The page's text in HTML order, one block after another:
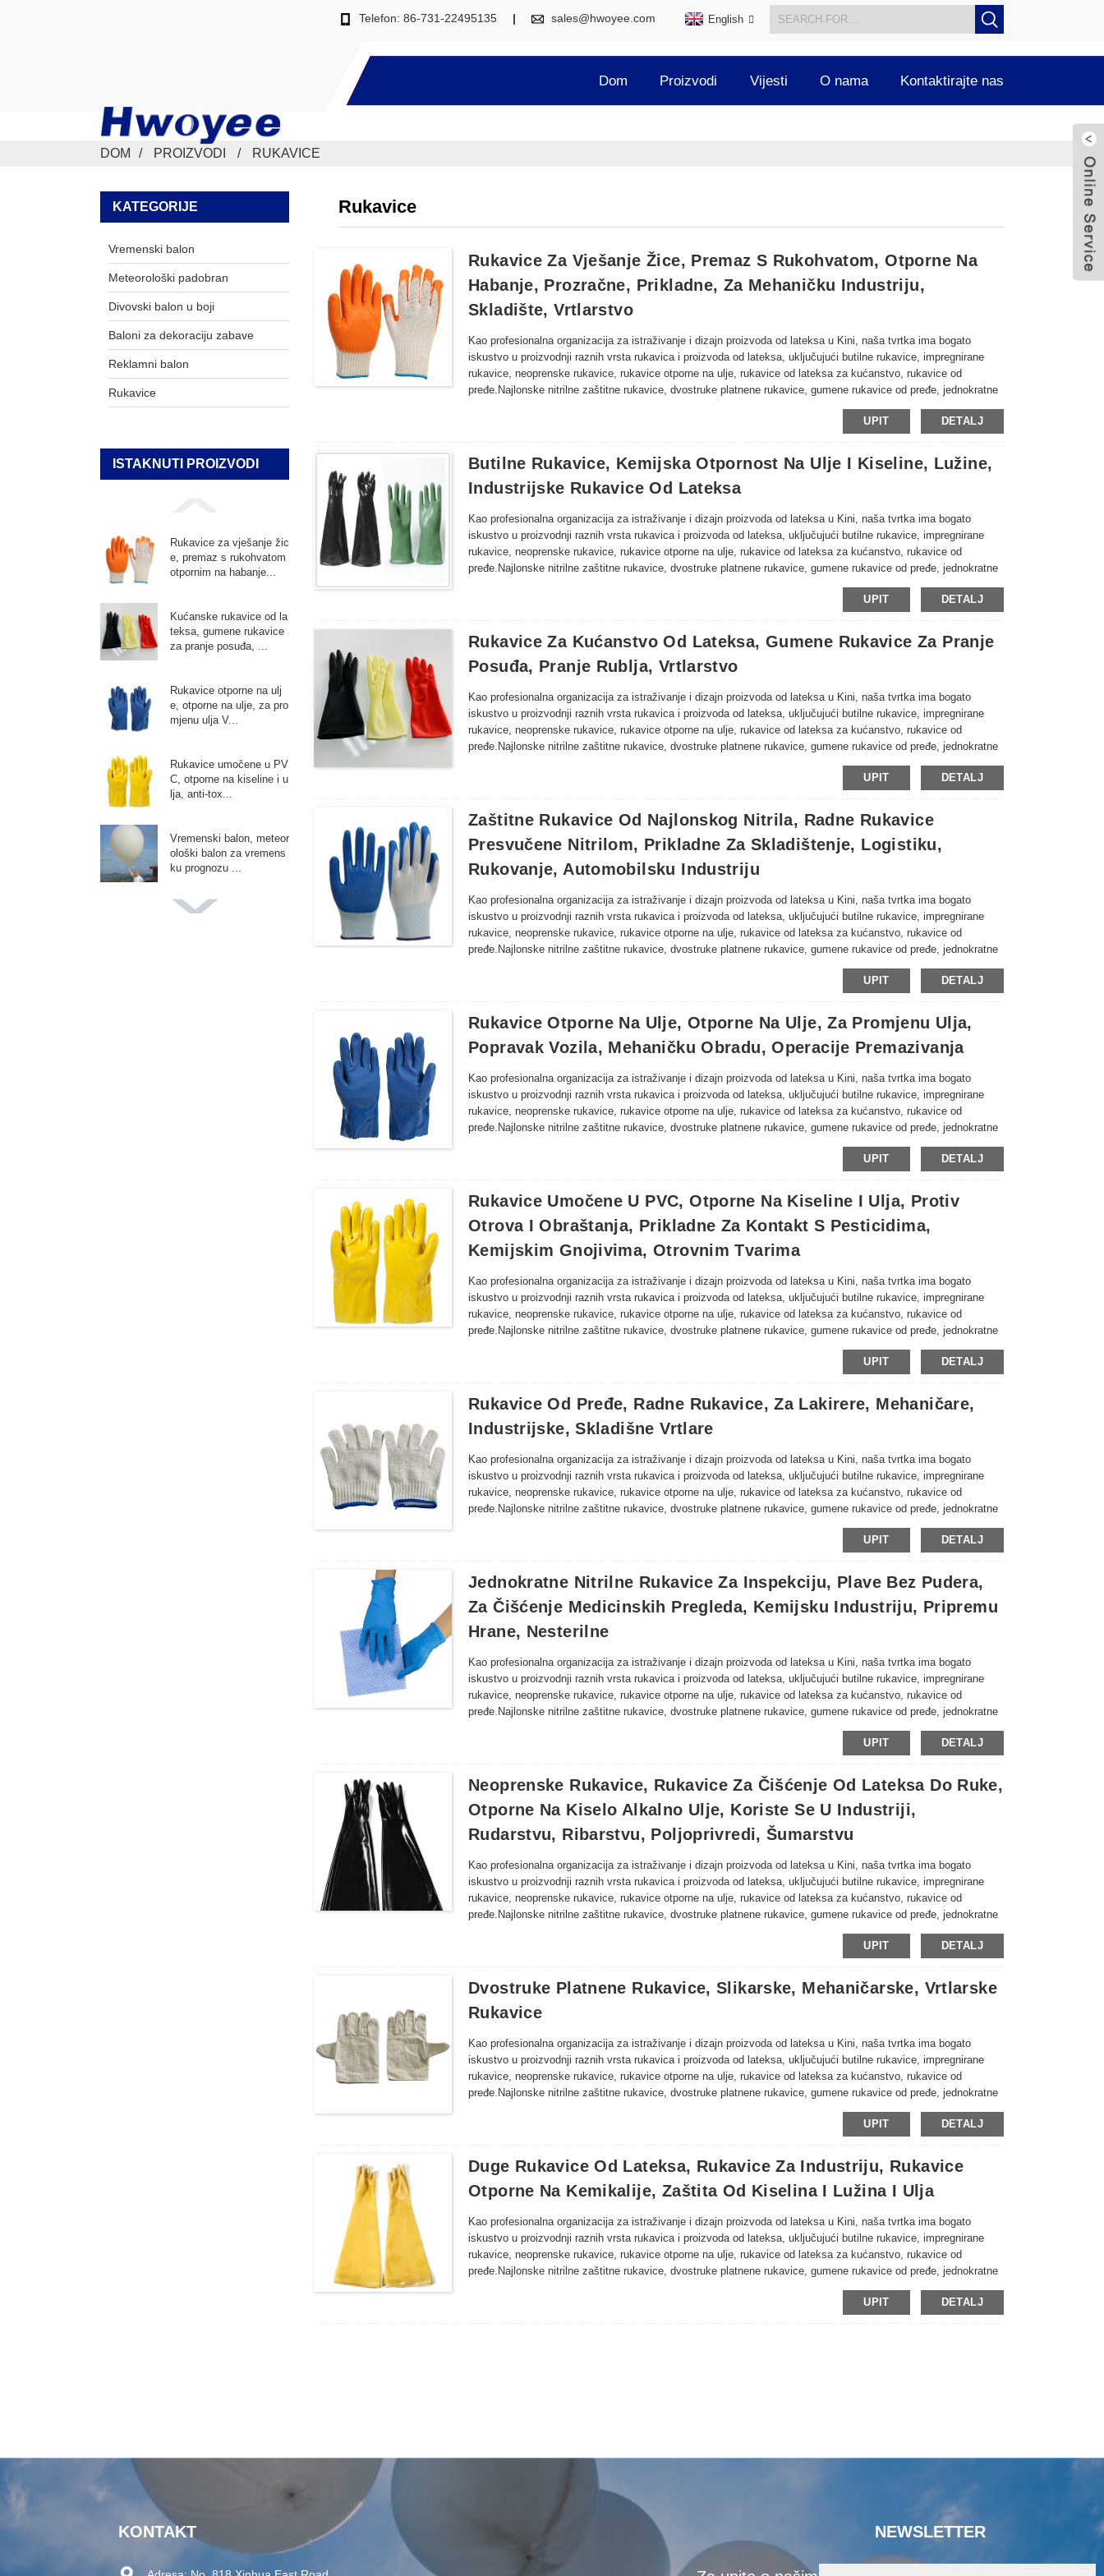
Telefon: 86-731-22495135 sales@hwoyee.com English
Dom Proizvodi Vijesti O nama Kontaktirajte nas
DOM PROIZVODI RUKAVICE
KATEGORIJE
Vremenski balon
Meteorološki padobran
Divovski balon u boji
Baloni za dekoraciju zabave
Reklamni balon
Rukavice
ISTAKNUTI PROIZVODI
Rukavice za vješanje žic
e, premaz s rukohvatom
otpornim na habanje...
Kućanske rukavice od la
teksa, gumene rukavice
za pranje posuđa, ...
Rukavice otporne na ulj
e, otporne na ulje, za pro
mjenu ulja V...
Rukavice umočene u PV
C, otporne na kiseline i u
lja, anti-tox...
Vremenski balon, meteor
ološki balon za vremens
ku prognozu ...
Rukavice
Rukavice Za Vješanje Žice, Premaz S Rukohvatom, Otporne Na
Habanje, Prozračne, Prikladne, Za Mehaničku Industriju,
Skladište, Vrtlarstvo
Kao profesionalna organizacija za istraživanje i dizajn proizvoda od lateksa u Kini, naša tvrtka ima bogato
iskustvo u proizvodnji raznih vrsta rukavica i proizvoda od lateksa, uključujući butilne rukavice, impregnirane
rukavice, neoprenske rukavice, rukavice otporne na ulje, rukavice od lateksa za kućanstvo, rukavice od
pređe.Najlonske nitrilne zaštitne rukavice, dvostruke platnene rukavice, gumene rukavice od pređe, jednokratne
ribarstvu, poljoprivredi, šumarstvu i drugim područjima opće zaštite na radu, pogledajte dolje za naši trenutni
UPIT DETALJ
Butilne Rukavice, Kemijska Otpornost Na Ulje I Kiseline, Lužine,
Industrijske Rukavice Od Lateksa
Kao profesionalna organizacija za istraživanje i dizajn proizvoda od lateksa u Kini, naša tvrtka ima bogato
iskustvo u proizvodnji raznih vrsta rukavica i proizvoda od lateksa, uključujući butilne rukavice, impregnirane
rukavice, neoprenske rukavice, rukavice otporne na ulje, rukavice od lateksa za kućanstvo, rukavice od
pređe.Najlonske nitrilne zaštitne rukavice, dvostruke platnene rukavice, gumene rukavice od pređe, jednokratne
ribarstvu, poljoprivredi, šumarstvu i drugim područjima opće zaštite na radu, pogledajte dolje za naši trenutni
UPIT DETALJ
Rukavice Za Kućanstvo Od Lateksa, Gumene Rukavice Za Pranje
Posuđa, Pranje Rublja, Vrtlarstvo
Kao profesionalna organizacija za istraživanje i dizajn proizvoda od lateksa u Kini, naša tvrtka ima bogato
iskustvo u proizvodnji raznih vrsta rukavica i proizvoda od lateksa, uključujući butilne rukavice, impregnirane
rukavice, neoprenske rukavice, rukavice otporne na ulje, rukavice od lateksa za kućanstvo, rukavice od
pređe.Najlonske nitrilne zaštitne rukavice, dvostruke platnene rukavice, gumene rukavice od pređe, jednokratne
ribarstvu, poljoprivredi, šumarstvu i drugim područjima opće zaštite na radu, pogledajte dolje za naši trenutni
UPIT DETALJ
Zaštitne Rukavice Od Najlonskog Nitrila, Radne Rukavice
Presvučene Nitrilom, Prikladne Za Skladištenje, Logistiku,
Rukovanje, Automobilsku Industriju
Kao profesionalna organizacija za istraživanje i dizajn proizvoda od lateksa u Kini, naša tvrtka ima bogato
iskustvo u proizvodnji raznih vrsta rukavica i proizvoda od lateksa, uključujući butilne rukavice, impregnirane
rukavice, neoprenske rukavice, rukavice otporne na ulje, rukavice od lateksa za kućanstvo, rukavice od
pređe.Najlonske nitrilne zaštitne rukavice, dvostruke platnene rukavice, gumene rukavice od pređe, jednokratne
ribarstvu, poljoprivredi, šumarstvu i drugim područjima opće zaštite na radu, pogledajte dolje za naši trenutni
UPIT DETALJ
Rukavice Otporne Na Ulje, Otporne Na Ulje, Za Promjenu Ulja,
Popravak Vozila, Mehaničku Obradu, Operacije Premazivanja
Kao profesionalna organizacija za istraživanje i dizajn proizvoda od lateksa u Kini, naša tvrtka ima bogato
iskustvo u proizvodnji raznih vrsta rukavica i proizvoda od lateksa, uključujući butilne rukavice, impregnirane
rukavice, neoprenske rukavice, rukavice otporne na ulje, rukavice od lateksa za kućanstvo, rukavice od
pređe.Najlonske nitrilne zaštitne rukavice, dvostruke platnene rukavice, gumene rukavice od pređe, jednokratne
ribarstvu, poljoprivredi, šumarstvu i drugim područjima opće zaštite na radu, pogledajte dolje za naši trenutni
UPIT DETALJ
Rukavice Umočene U PVC, Otporne Na Kiseline I Ulja, Protiv
Otrova I Obraštanja, Prikladne Za Kontakt S Pesticidima,
Kemijskim Gnojivima, Otrovnim Tvarima
Kao profesionalna organizacija za istraživanje i dizajn proizvoda od lateksa u Kini, naša tvrtka ima bogato
iskustvo u proizvodnji raznih vrsta rukavica i proizvoda od lateksa, uključujući butilne rukavice, impregnirane
rukavice, neoprenske rukavice, rukavice otporne na ulje, rukavice od lateksa za kućanstvo, rukavice od
pređe.Najlonske nitrilne zaštitne rukavice, dvostruke platnene rukavice, gumene rukavice od pređe, jednokratne
ribarstvu, poljoprivredi, šumarstvu i drugim područjima opće zaštite na radu, pogledajte dolje za naši trenutni
UPIT DETALJ
Rukavice Od Pređe, Radne Rukavice, Za Lakirere, Mehaničare,
Industrijske, Skladišne ​​vrtlare
Kao profesionalna organizacija za istraživanje i dizajn proizvoda od lateksa u Kini, naša tvrtka ima bogato
iskustvo u proizvodnji raznih vrsta rukavica i proizvoda od lateksa, uključujući butilne rukavice, impregnirane
rukavice, neoprenske rukavice, rukavice otporne na ulje, rukavice od lateksa za kućanstvo, rukavice od
pređe.Najlonske nitrilne zaštitne rukavice, dvostruke platnene rukavice, gumene rukavice od pređe, jednokratne
ribarstvu, poljoprivredi, šumarstvu i drugim područjima opće zaštite na radu, pogledajte dolje za naši trenutni
UPIT DETALJ
Jednokratne Nitrilne Rukavice Za Inspekciju, Plave Bez Pudera,
Za Čišćenje Medicinskih Pregleda, Kemijsku Industriju, Pripremu
Hrane, Nesterilne
Kao profesionalna organizacija za istraživanje i dizajn proizvoda od lateksa u Kini, naša tvrtka ima bogato
iskustvo u proizvodnji raznih vrsta rukavica i proizvoda od lateksa, uključujući butilne rukavice, impregnirane
rukavice, neoprenske rukavice, rukavice otporne na ulje, rukavice od lateksa za kućanstvo, rukavice od
pređe.Najlonske nitrilne zaštitne rukavice, dvostruke platnene rukavice, gumene rukavice od pređe, jednokratne
ribarstvu, poljoprivredi, šumarstvu i drugim područjima opće zaštite na radu, pogledajte dolje za naši trenutni
UPIT DETALJ
Neoprenske Rukavice, Rukavice Za Čišćenje Od Lateksa Do Ruke,
Otporne Na Kiselo Alkalno Ulje, Koriste Se U Industriji,
Rudarstvu, Ribarstvu, Poljoprivredi, Šumarstvu
Kao profesionalna organizacija za istraživanje i dizajn proizvoda od lateksa u Kini, naša tvrtka ima bogato
iskustvo u proizvodnji raznih vrsta rukavica i proizvoda od lateksa, uključujući butilne rukavice, impregnirane
rukavice, neoprenske rukavice, rukavice otporne na ulje, rukavice od lateksa za kućanstvo, rukavice od
pređe.Najlonske nitrilne zaštitne rukavice, dvostruke platnene rukavice, gumene rukavice od pređe, jednokratne
ribarstvu, poljoprivredi, šumarstvu i drugim područjima opće zaštite na radu, pogledajte dolje za naši trenutni
UPIT DETALJ
Dvostruke Platnene Rukavice, Slikarske, Mehaničarske, Vrtlarske
Rukavice
Kao profesionalna organizacija za istraživanje i dizajn proizvoda od lateksa u Kini, naša tvrtka ima bogato
iskustvo u proizvodnji raznih vrsta rukavica i proizvoda od lateksa, uključujući butilne rukavice, impregnirane
rukavice, neoprenske rukavice, rukavice otporne na ulje, rukavice od lateksa za kućanstvo, rukavice od
pređe.Najlonske nitrilne zaštitne rukavice, dvostruke platnene rukavice, gumene rukavice od pređe, jednokratne
ribarstvu, poljoprivredi, šumarstvu i drugim područjima opće zaštite na radu, pogledajte dolje za naši trenutni
UPIT DETALJ
Duge Rukavice Od Lateksa, Rukavice Za Industriju, Rukavice
Otporne Na Kemikalije, Zaštita Od Kiselina I Lužina I Ulja
Kao profesionalna organizacija za istraživanje i dizajn proizvoda od lateksa u Kini, naša tvrtka ima bogato
iskustvo u proizvodnji raznih vrsta rukavica i proizvoda od lateksa, uključujući butilne rukavice, impregnirane
rukavice, neoprenske rukavice, rukavice otporne na ulje, rukavice od lateksa za kućanstvo, rukavice od
pređe.Najlonske nitrilne zaštitne rukavice, dvostruke platnene rukavice, gumene rukavice od pređe, jednokratne
ribarstvu, poljoprivredi, šumarstvu i drugim područjima opće zaštite na radu, pogledajte dolje za naši trenutni
UPIT DETALJ
KONTAKT NEWSLETTER